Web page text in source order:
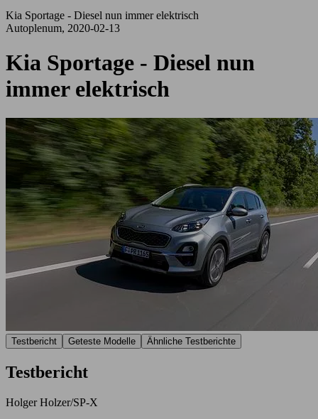
Kia Sportage - Diesel nun immer elektrisch
Autoplenum, 2020-02-13
Kia Sportage - Diesel nun
immer elektrisch
Testbericht Geteste Modelle Ähnliche Testberichte
Testbericht
Holger Holzer/SP-X